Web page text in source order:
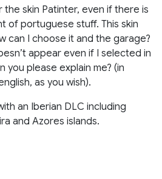
the skin Patinter, even if there is
of portuguese stuff. This skin
can I choose it and the garage?
appear even if I selected in
you please explain me? (in
as you wish).
an Iberian DLC including
and Azores islands.